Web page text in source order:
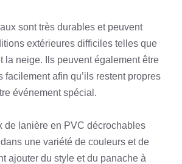
sont très durables et peuvent
extérieures difficiles telles que
la neige. Ils peuvent également être
facilement afin qu’ils restent propres
événement spécial.
de lanière en PVC décrochables
une variété de couleurs et de
ajouter du style et du panache à